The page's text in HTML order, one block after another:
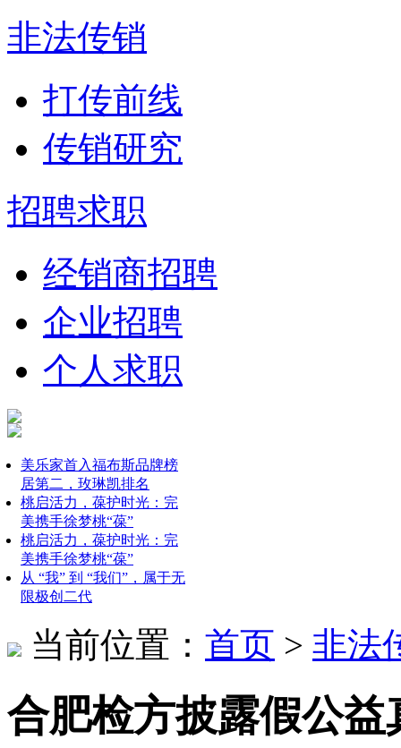
非法传销
打传前线
传销研究
招聘求职
经销商招聘
企业招聘
个人求职
美乐家首入福布斯品牌榜
居第二，玫琳凯排名
桃启活力，葆护时光：完
美携手徐梦桃“葆”
桃启活力，葆护时光：完
美携手徐梦桃“葆”
从 “我” 到 “我们”，属于无
限极创二代
当前位置： 首页 > 非法
合肥检方披露假公